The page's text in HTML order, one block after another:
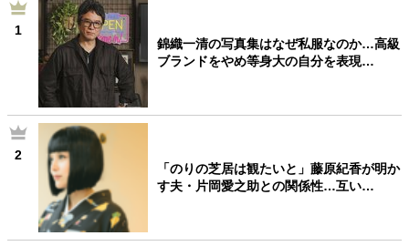
ライフスタイル・生き方
40代からの景色 50代のリアル
美しさの哲学
パートナーとの歩み方
親になるということ
病が教えてくれたこと
熱狂できるもの
私を彩るエッセンス
70代のグランドデザイン
社会・カルチャー・マネー
1
錦織一清の写真集はなぜ私服なのか…高級
ブランドをやめ等身大の自分を表現…
2
「のりの芝居は観たいと」藤原紀香が明か
す夫・片岡愛之助との関係性…互い…